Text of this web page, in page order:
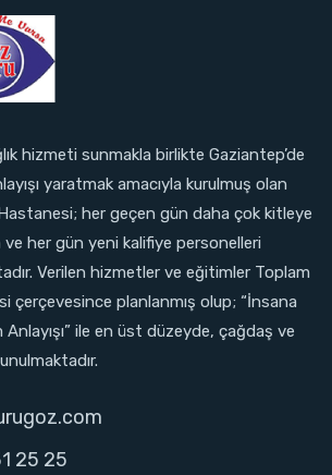
hizmeti sunmakla birlikte Gaziantep’de
yaratmak amacıyla kurulmuş olan
her geçen gün daha çok kitleye
her gün yeni kalifiye personelleri
Verilen hizmetler ve eğitimler Toplam
çerçevesince planlanmış olup; “İnsana
Anlayışı” ile en üst düzeyde, çağdaş ve
25 25